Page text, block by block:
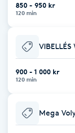
C
Celluliter
Coachning
850 - 950 kr
120 min
VIBELLÉS
900 - 1 000 kr
120 min
Mega